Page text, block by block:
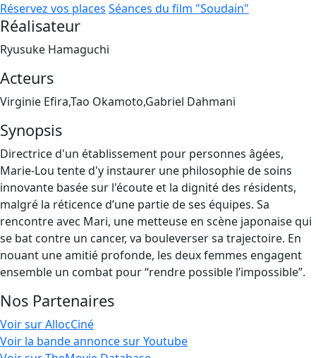
Réservez vos places Séances du film "Soudain"
Réalisateur
Ryusuke Hamaguchi
Acteurs
Virginie Efira,Tao Okamoto,Gabriel Dahmani
Synopsis
Directrice d'un établissement pour personnes âgées,
Marie-Lou tente d'y instaurer une philosophie de soins
innovante basée sur l'écoute et la dignité des résidents,
malgré la réticence d’une partie de ses équipes. Sa
rencontre avec Mari, une metteuse en scène japonaise qui
se bat contre un cancer, va bouleverser sa trajectoire. En
nouant une amitié profonde, les deux femmes engagent
ensemble un combat pour “rendre possible l’impossible”.
Nos Partenaires
Voir sur AllocCiné
Voir la bande annonce sur Youtube